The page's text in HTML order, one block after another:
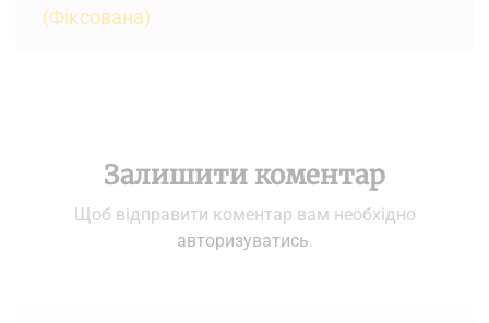
(Фіксована)
Залишити коментар
Щоб відправити коментар вам необхідно
авторизуватись.